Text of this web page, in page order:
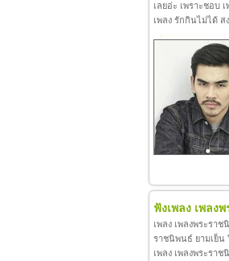
เลยอ่ะ เพราะชอบ
เพลง รักกินไม่ได้
ฟังเพลง เพลง
เพลง เพลงพระรา
ราชนิพนธ์ ยามเย็น
เพลง เพลงพระรา